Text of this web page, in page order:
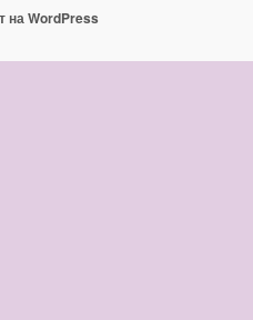
на WordPress